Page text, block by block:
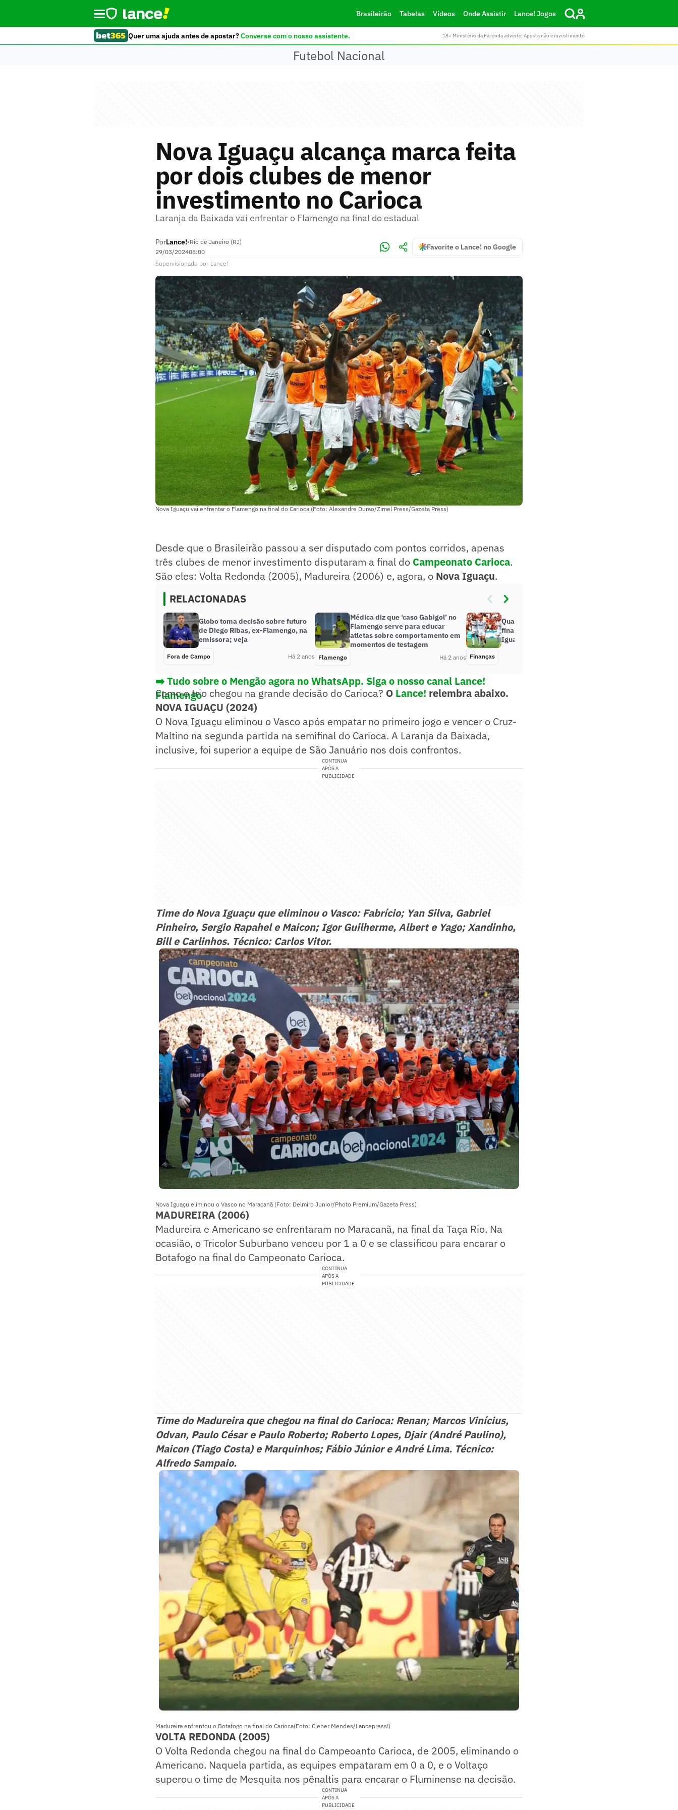
Brasileirão Tabelas Vídeos Onde Assistir Lance! Jogos
Quer uma ajuda antes de apostar?Converse com o nosso assistente. 18+ Ministério da Fazenda adverte: Aposta não é investimento
Futebol Nacional
Nova Iguaçu alcança marca feita
por dois clubes de menor
investimento no Carioca
Laranja da Baixada vai enfrentar o Flamengo na final do estadual
PorLance!•Rio de Janeiro (RJ)
29/03/202408:00
Favorite o Lance! no Google
Supervisionado por Lance!
Nova Iguaçu vai enfrentar o Flamengo na final do Carioca (Foto: Alexandre Durao/Zimel Press/Gazeta Press)
Desde que o Brasileirão passou a ser disputado com pontos corridos, apenas
três clubes de menor investimento disputaram a final do Campeonato Carioca.
São eles: Volta Redonda (2005), Madureira (2006) e, agora, o Nova Iguaçu.
RELACIONADAS
Globo toma decisão sobre futuro
de Diego Ribas, ex-Flamengo, na
emissora; veja
Fora de Campo Há 2 anos
Médica diz que ‘caso Gabigol’ no
Flamengo serve para educar
atletas sobre comportamento em
momentos de testagem
Flamengo Há 2 anos
Qual o tamanho do abismo
financeiro entre Flamengo e Nova
Iguaçu?
Finanças
➡️ Tudo sobre o Mengão agora no WhatsApp. Siga o nosso canal Lance!
Flamengo
Como o trio chegou na grande decisão do Carioca? O Lance! relembra abaixo.
NOVA IGUAÇU (2024)
O Nova Iguaçu eliminou o Vasco após empatar no primeiro jogo e vencer o Cruz-
Maltino na segunda partida na semifinal do Carioca. A Laranja da Baixada,
inclusive, foi superior a equipe de São Januário nos dois confrontos.
CONTINUA
APÓS A
PUBLICIDADE
Time do Nova Iguaçu que eliminou o Vasco: Fabrício; Yan Silva, Gabriel
Pinheiro, Sergio Rapahel e Maicon; Igor Guilherme, Albert e Yago; Xandinho,
Bill e Carlinhos. Técnico: Carlos Vitor.
Nova Iguaçu eliminou o Vasco no Maracanã (Foto: Delmiro Junior/Photo Premium/Gazeta Press)
MADUREIRA (2006)
Madureira e Americano se enfrentaram no Maracanã, na final da Taça Rio. Na
ocasião, o Tricolor Suburbano venceu por 1 a 0 e se classificou para encarar o
Botafogo na final do Campeonato Carioca.
CONTINUA
APÓS A
PUBLICIDADE
Time do Madureira que chegou na final do Carioca: Renan; Marcos Vinícius,
Odvan, Paulo César e Paulo Roberto; Roberto Lopes, Djair (André Paulino),
Maicon (Tiago Costa) e Marquinhos; Fábio Júnior e André Lima. Técnico:
Alfredo Sampaio.
Madureira enfrentou o Botafogo na final do Carioca(Foto: Cleber Mendes/Lancepress!)
VOLTA REDONDA (2005)
O Volta Redonda chegou na final do Campeoanto Carioca, de 2005, eliminando o
Americano. Naquela partida, as equipes empataram em 0 a 0, e o Voltaço
superou o time de Mesquita nos pênaltis para encarar o Fluminense na decisão.
CONTINUA
APÓS A
PUBLICIDADE